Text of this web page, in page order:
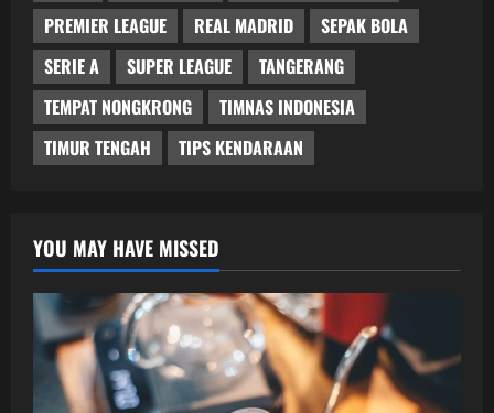
PREMIER LEAGUE
REAL MADRID
SEPAK BOLA
SERIE A
SUPER LEAGUE
TANGERANG
TEMPAT NONGKRONG
TIMNAS INDONESIA
TIMUR TENGAH
TIPS KENDARAAN
YOU MAY HAVE MISSED